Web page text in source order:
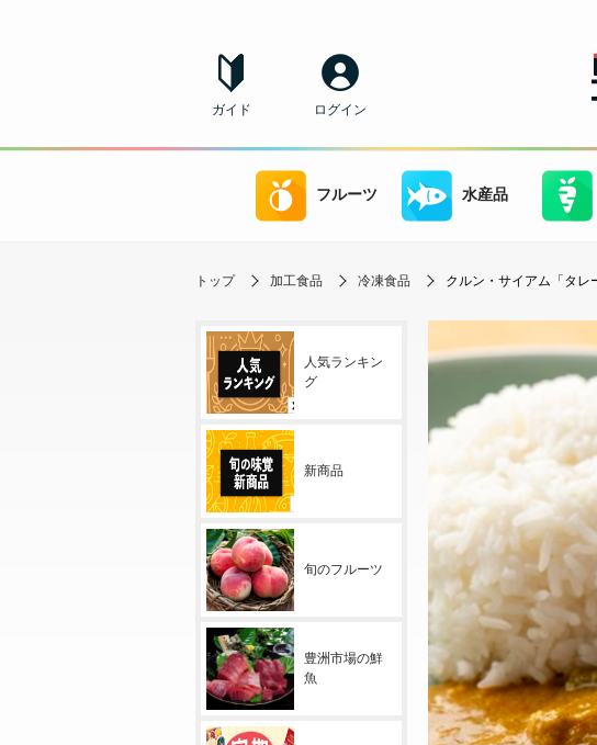
ガイド ログイン
フルーツ 水産品
トップ 加工食品 冷凍食品 クルン・サイアム「タ
人気ランキン
グ
新商品
旬のフルーツ
豊洲市場の鮮
魚